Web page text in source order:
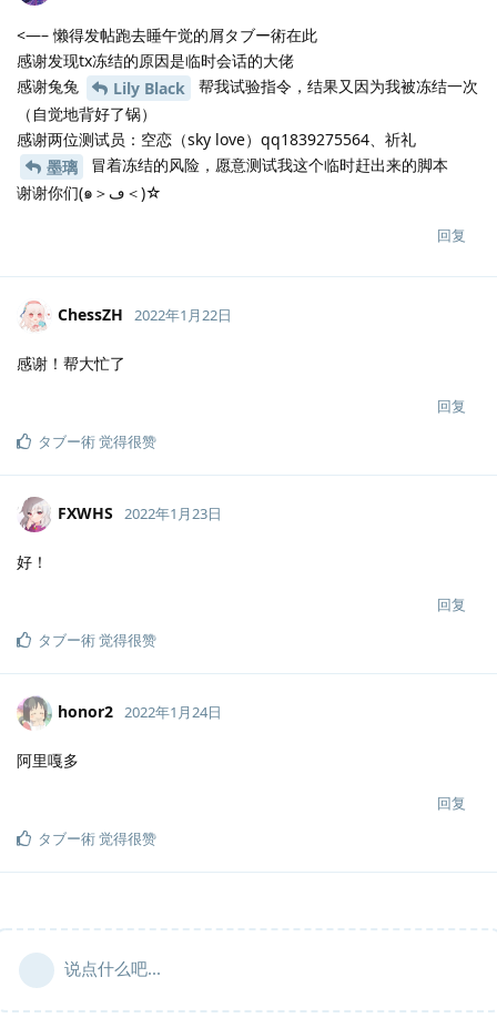
<—– 懒得发帖跑去睡午觉的屑タブー術在此
感谢发现tx冻结的原因是临时会话的大佬
感谢兔兔
Lily Black
帮我试验指令，结果又因为我被冻结一次
（自觉地背好了锅）
感谢两位测试员：空恋（sky love）qq1839275564、祈礼
墨璃
冒着冻结的风险，愿意测试我这个临时赶出来的脚本
谢谢你们(๑＞ڡ＜)☆
回复
ChessZH 2022年1月22日
感谢！帮大忙了
回复
タブー術觉得很赞
FXWHS 2022年1月23日
好！
回复
タブー術觉得很赞
honor2 2022年1月24日
阿里嘎多
回复
タブー術觉得很赞
说点什么吧...